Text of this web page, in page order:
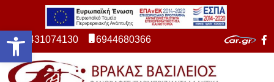
Ανοίξτε τη γραμμή εργαλείων 2431074130 6944680366